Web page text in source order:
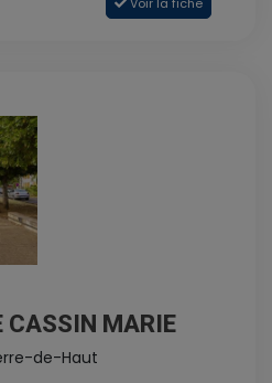
CASSIN MARIE
de-Haut